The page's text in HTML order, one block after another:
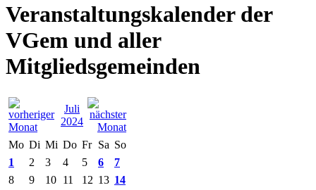
Veranstaltungskalender der
VGem und aller
Mitgliedsgemeinden
Juli
2024
Mo Di Mi Do Fr Sa So
1
2 3 4 5 6
7
8
9 10 11 12 13 14